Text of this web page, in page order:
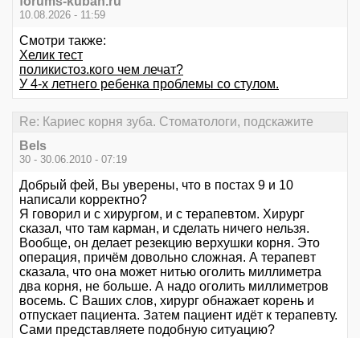
10.08.2026 - 11:59
Смотри также:
Хелик тест
поликистоз.кого чем лечат?
У 4-х летнего ребенка проблемы со стулом.
Re: Кариес корня зуба. Стоматологи, подскажите
Bels
30 - 30.06.2010 - 07:19
Добрый фей, Вы уверены, что в постах 9 и 10
написали корректно?
Я говорил и с хирургом, и с терапевтом. Хирург
сказал, что там карман, и сделать ничего нельзя.
Вообще, он делает резекцию верхушки корня. Это
операция, причём довольно сложная. А терапевт
сказала, что она может нитью оголить миллиметра
два корня, не больше. А надо оголить миллиметров
восемь. С Ваших слов, хирург обнажает корень и
отпускает пациента. Затем пациент идёт к терапевту.
Сами представляете подобную ситуацию?